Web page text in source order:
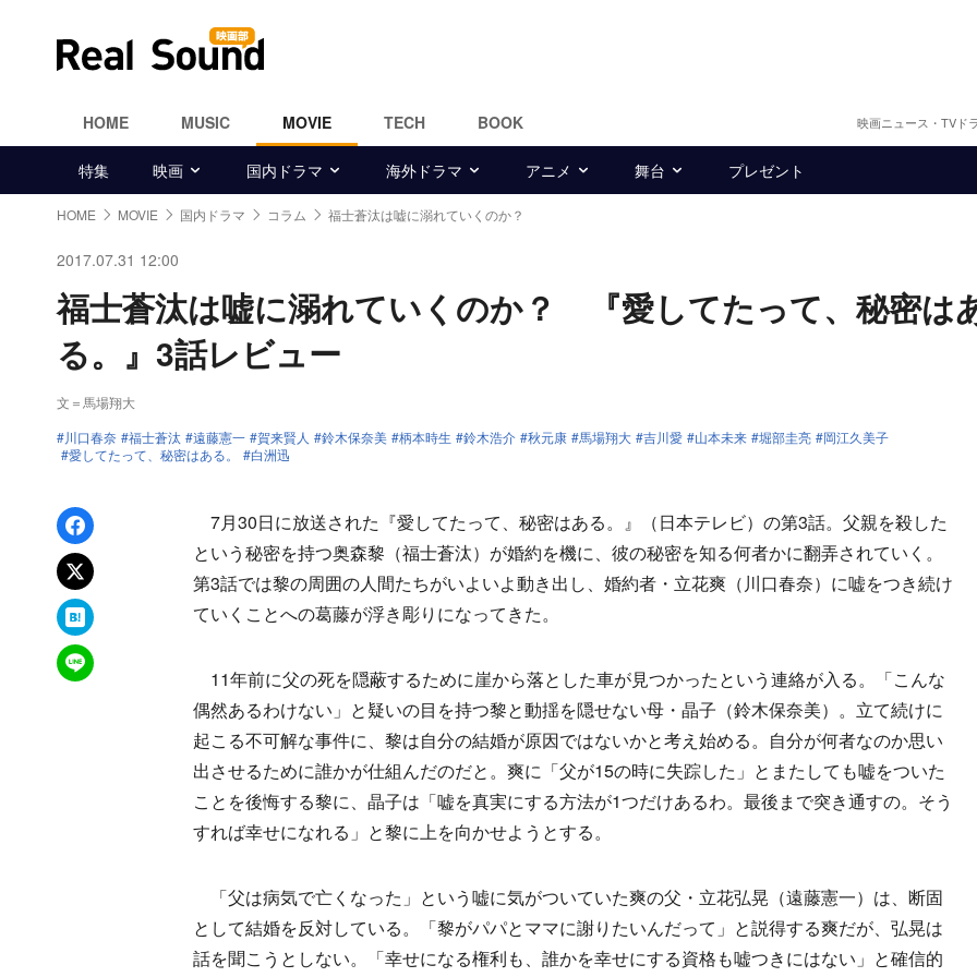
HOME MUSIC MOVIE TECH BOOK 映画ニュース・TVド
特集 映画 国内ドラマ 海外ドラマ アニメ 舞台 プレゼント
HOME MOVIE 国内ドラマ コラム 福士蒼汰は嘘に溺れていくのか？
2017.07.31 12:00
福士蒼汰は嘘に溺れていくのか？ 『愛してたって、秘密は
る。』3話レビュー
文＝馬場翔大
川口春奈
福士蒼汰 遠藤憲一 賀来賢人 鈴木保奈美 柄本時生 鈴木浩介 秋元康 馬場翔大 吉川愛 山本未来 堀部圭亮
岡江久美子
愛してたって、秘密はある。
白洲迅
Facebookでシェア
xでポスト
はてなブックマーク
LINEで送る
7月30日に放送された『愛してたって、秘密はある。』（日本テレビ）の第3話。父親を殺した
という秘密を持つ奥森黎（福士蒼汰）が婚約を機に、彼の秘密を知る何者かに翻弄されていく。
第3話では黎の周囲の人間たちがいよいよ動き出し、婚約者・立花爽（川口春奈）に嘘をつき続け
ていくことへの葛藤が浮き彫りになってきた。
11年前に父の死を隠蔽するために崖から落とした車が見つかったという連絡が入る。「こんな
偶然あるわけない」と疑いの目を持つ黎と動揺を隠せない母・晶子（鈴木保奈美）。立て続けに
起こる不可解な事件に、黎は自分の結婚が原因ではないかと考え始める。自分が何者なのか思い
出させるために誰かが仕組んだのだと。爽に「父が15の時に失踪した」とまたしても嘘をついた
ことを後悔する黎に、晶子は「嘘を真実にする方法が1つだけあるわ。最後まで突き通すの。そう
すれば幸せになれる」と黎に上を向かせようとする。
「父は病気で亡くなった」という嘘に気がついていた爽の父・立花弘晃（遠藤憲一）は、断固
として結婚を反対している。「黎がパパとママに謝りたいんだって」と説得する爽だが、弘晃は
話を聞こうとしない。「幸せになる権利も、誰かを幸せにする資格も嘘つきにはない」と確信的